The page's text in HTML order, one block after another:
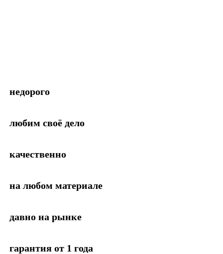
недорого
любим своё дело
качественно
на любом материале
давно на рынке
гарантия от 1 года